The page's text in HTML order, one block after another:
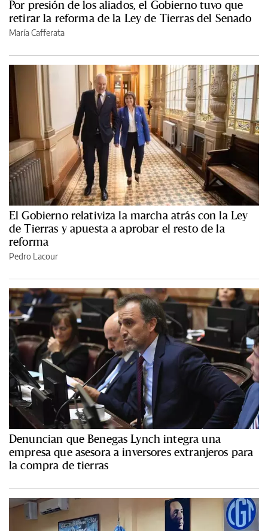
Por presión de los aliados, el Gobierno tuvo que
retirar la reforma de la Ley de Tierras del Senado
María Cafferata
El Gobierno relativiza la marcha atrás con la Ley
de Tierras y apuesta a aprobar el resto de la
reforma
Pedro Lacour
Denuncian que Benegas Lynch integra una
empresa que asesora a inversores extranjeros para
la compra de tierras